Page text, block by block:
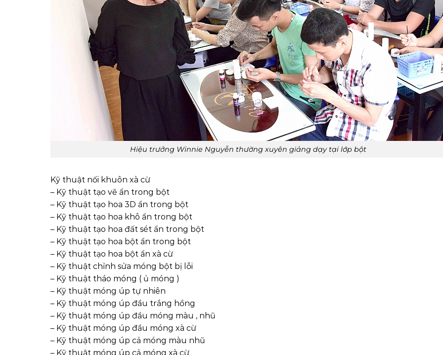
Hiệu trưởng Winnie Nguyễn thường xuyên giảng dạy tại lớp bột
Kỹ thuật nối khuôn xà cừ
– Kỹ thuật tạo vẽ ẩn trong bột
– Kỹ thuật tạo hoa 3D ẩn trong bột
– Kỹ thuật tạo hoa khô ẩn trong bột
– Kỹ thuật tạo hoa đất sét ẩn trong bột
– Kỹ thuật tạo hoa bột ẩn trong bột
– Kỹ thuật tạo hoa bột ẩn xà cừ
– Kỹ thuật chỉnh sửa móng bột bị lỗi
– Kỹ thuật tháo móng ( ủ móng )
– Kỹ thuật móng úp tự nhiên
– Kỹ thuật móng úp đầu trắng hồng
– Kỹ thuật móng úp đầu móng màu , nhũ
– Kỹ thuật móng úp đầu móng xà cừ
– Kỹ thuật móng úp cả móng màu nhũ
– Kỹ thuật móng úp cả móng xà cừ